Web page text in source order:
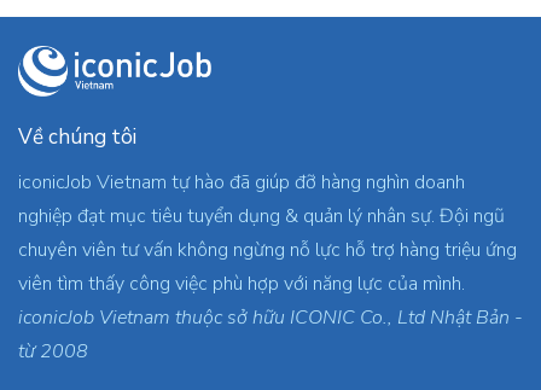
Về chúng tôi
iconicJob Vietnam tự hào đã giúp đỡ hàng nghìn doanh
nghiệp đạt mục tiêu tuyển dụng & quản lý nhân sự. Đội ngũ
chuyên viên tư vấn không ngừng nỗ lực hỗ trợ hàng triệu ứng
viên tìm thấy công việc phù hợp với năng lực của mình.
iconicJob Vietnam thuộc sở hữu ICONIC Co., Ltd Nhật Bản -
từ 2008